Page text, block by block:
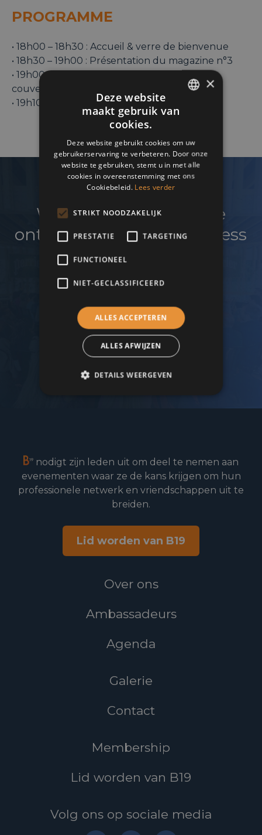
PROGRAMME
• 18h00 – 18h30 : Accueil & verre de bienvenue
• 18h30 – 19h00 : Présentation du magazine n°3
• 19h00 – 19h10 : Révélation exclusive de la
couverture
• 19h10 – 21h00 : Cocktail convivial
Wenst u uw netwerk te
ontwikkelen en uw business
te laten groeien?
Lid worden
nodigt zijn leden uit om deel te nemen aan
evenementen waar ze de kans krijgen om hun
professionele netwerk en vriendschappen uit te
breiden.
Lid worden van B19
Over ons
Ambassadeurs
Agenda
Galerie
Contact
Membership
Lid worden van B19
Volg ons op sociale media
ENGLISH
DUTCH
×
Deze website
maakt gebruik van
cookies.
Deze website gebruikt cookies om uw
gebruikerservaring te verbeteren. Door onze
website te gebruiken, stemt u in met alle
cookies in overeenstemming met ons
Cookiebeleid. Lees verder
STRIKT NOODZAKELIJK
PRESTATIE TARGETING
FUNCTIONEEL
NIET-GECLASSIFICEERD
ALLES ACCEPTEREN
ALLES AFWIJZEN
DETAILS WEERGEVEN